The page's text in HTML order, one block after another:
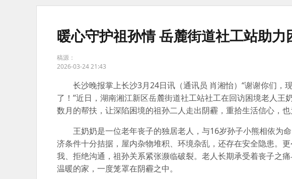
暖心守护祖孙情 岳麓街道社工站助
稿源：
2026-03-24 21:43
长沙晚报掌上长沙3月24日讯（通讯员 肖湘怡）“谢谢你们
了！”近日，湖南湘江新区岳麓街道社工站社工在回访困境老人
数月的帮扶，让深陷困境的祖孙二人走出阴霾，重拾生活信心，
王奶奶是一位老年丧子的独居老人，与16岁孙子小熊相依为
济条件十分拮据，屋内杂物堆积、环境杂乱，还存在安全隐患。
我、拒绝沟通，祖孙关系紧张濒临破裂。老人长期承受着丧子之
温暖的家，一度笼罩在阴霾之中。